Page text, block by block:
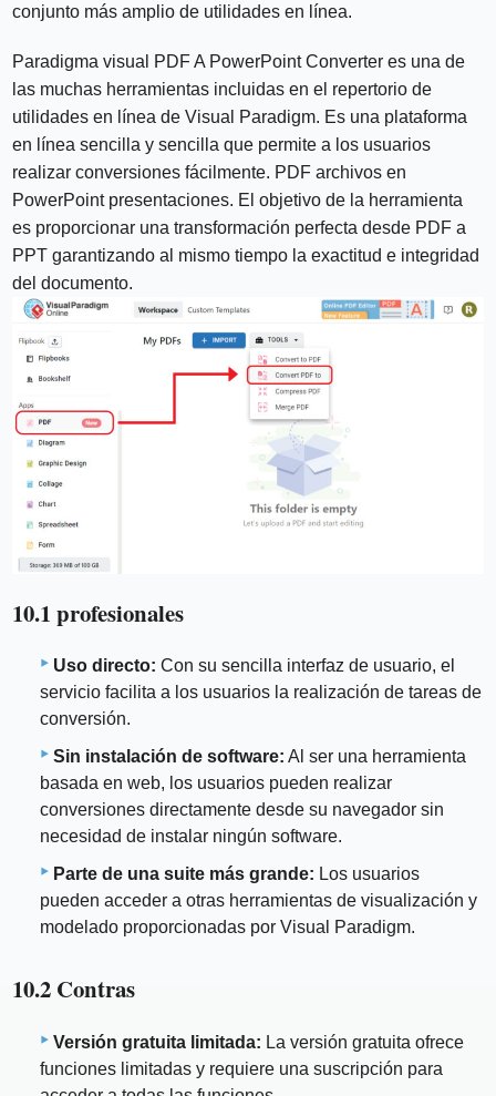
conjunto más amplio de utilidades en línea.
Paradigma visual PDF A PowerPoint Converter es una de
las muchas herramientas incluidas en el repertorio de
utilidades en línea de Visual Paradigm. Es una plataforma
en línea sencilla y sencilla que permite a los usuarios
realizar conversiones fácilmente. PDF archivos en
PowerPoint presentaciones. El objetivo de la herramienta
es proporcionar una transformación perfecta desde PDF a
PPT garantizando al mismo tiempo la exactitud e integridad
del documento.
10.1 profesionales
Uso directo: Con su sencilla interfaz de usuario, el
servicio facilita a los usuarios la realización de tareas de
conversión.
Sin instalación de software: Al ser una herramienta
basada en web, los usuarios pueden realizar
conversiones directamente desde su navegador sin
necesidad de instalar ningún software.
Parte de una suite más grande: Los usuarios
pueden acceder a otras herramientas de visualización y
modelado proporcionadas por Visual Paradigm.
10.2 Contras
Versión gratuita limitada: La versión gratuita ofrece
funciones limitadas y requiere una suscripción para